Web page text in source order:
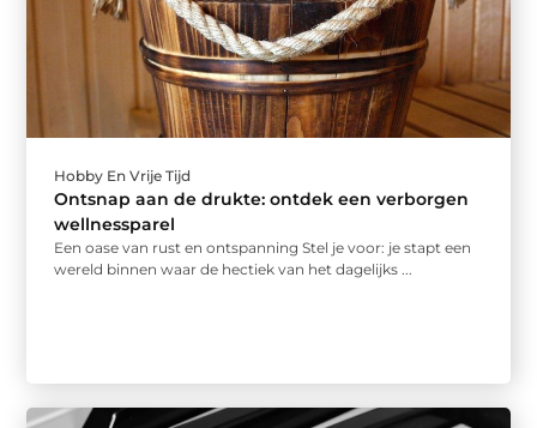
Hobby En Vrije Tijd
Ontsnap aan de drukte: ontdek een verborgen
wellnessparel
Een oase van rust en ontspanning Stel je voor: je stapt een
wereld binnen waar de hectiek van het dagelijks ...